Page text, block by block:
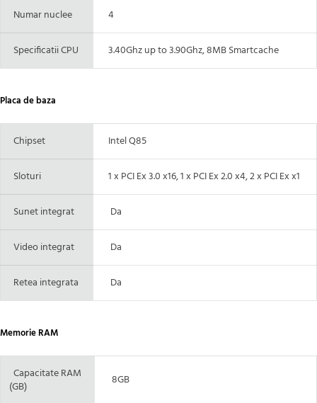
Numar nuclee 4
Specificatii CPU 3.40Ghz up to 3.90Ghz, 8MB Smartcache
Placa de baza
Chipset Intel Q85
Sloturi 1 x PCI Ex 3.0 x16, 1 x PCI Ex 2.0 x4, 2 x PCI Ex x1
Sunet integrat Da
Video integrat Da
Retea integrata Da
Memorie RAM
Capacitate RAM
(GB)
8GB